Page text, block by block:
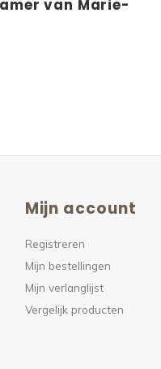
van Marie-
Mijn account
Registreren
Mijn bestellingen
Mijn verlanglijst
Vergelijk producten